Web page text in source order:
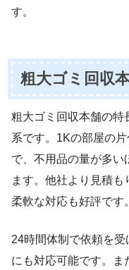
す。
粗大ゴミ回収
粗大ゴミ回収本舗の特
系です。1Kの部屋の
で、不用品の量が多い
ます。他社より見積
柔軟な対応も好評です。
24時間体制で依頼を
にも対応可能です。ま